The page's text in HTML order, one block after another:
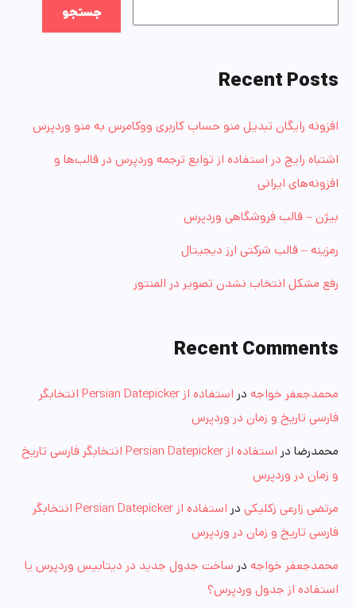
جستجو
Recent Posts
افزونه رایگان تبدیل منو حساب کاربری ووکامرس به منو وردپرس
اشتباه رایج در استفاده از توابع ترجمه وردپرس در قالب‌ها و
افزونه‌های ایرانی
بیژن – قالب فروشگاهی وردپرس
رمزینه – قالب شرکتی ارز دیجیتال
رفع مشکل انتخاب نشدن تصویر در المنتور
Recent Comments
محمدجعفر خواجه در
استفاده از Persian Datepicker انتخابگر
فارسی تاریخ و زمان در وردپرس
محمدرضا در
استفاده از Persian Datepicker انتخابگر فارسی تاریخ
و زمان در وردپرس
مرتضی زارعی زکلیکی در
استفاده از Persian Datepicker انتخابگر
فارسی تاریخ و زمان در وردپرس
محمدجعفر خواجه درساخت جدول جدید در دیتابیس وردپرس یا
استفاده از جدول وردپرس؟